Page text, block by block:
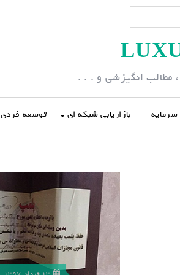
مطالب انگیزشی و . . .
بازاریابی شبکه ای توسعه فردی